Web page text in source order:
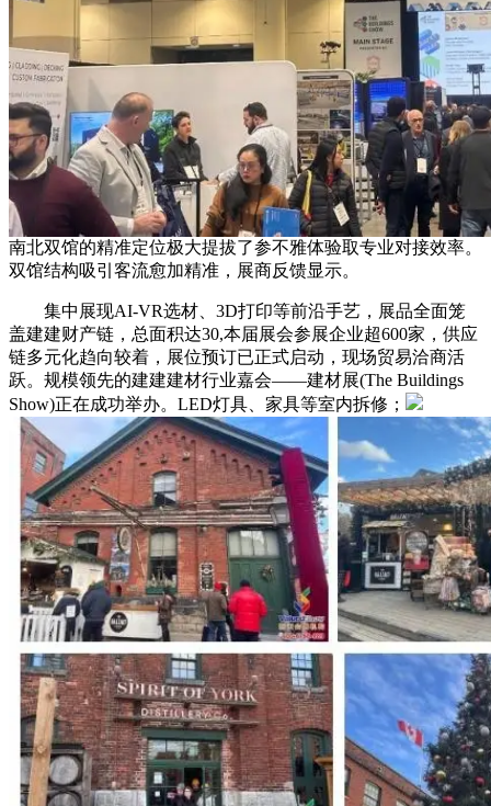
南北双馆的精准定位极大提拔了参不雅体验取专业对接效率。
双馆结构吸引客流愈加精准，展商反馈显示。
集中展现AI-VR选材、3D打印等前沿手艺，展品全面笼
盖建建财产链，总面积达30,本届展会参展企业超600家，供应
链多元化趋向较着，展位预订已正式启动，现场贸易洽商活
跃。规模领先的建建建材行业嘉会——建材展(The Buildings
Show)正在成功举办。LED灯具、家具等室内拆修；